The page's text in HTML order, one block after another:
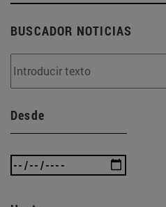
BUSCADOR NOTICIAS
Desde